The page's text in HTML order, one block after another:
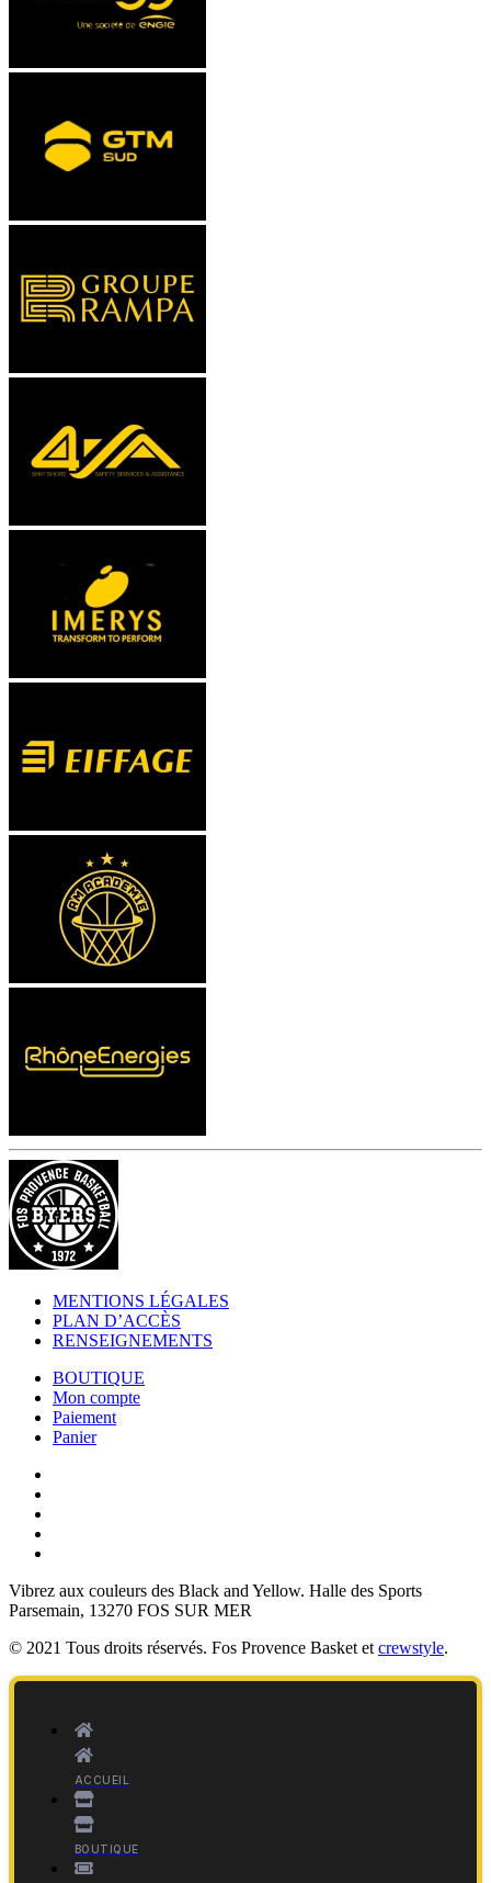
MENTIONS LÉGALES
PLAN D’ACCÈS
RENSEIGNEMENTS
BOUTIQUE
Mon compte
Paiement
Panier
Vibrez aux couleurs des Black and Yellow. Halle des Sports
Parsemain, 13270 FOS SUR MER
© 2021 Tous droits réservés. Fos Provence Basket et crewstyle.
ACCUEIL
BOUTIQUE